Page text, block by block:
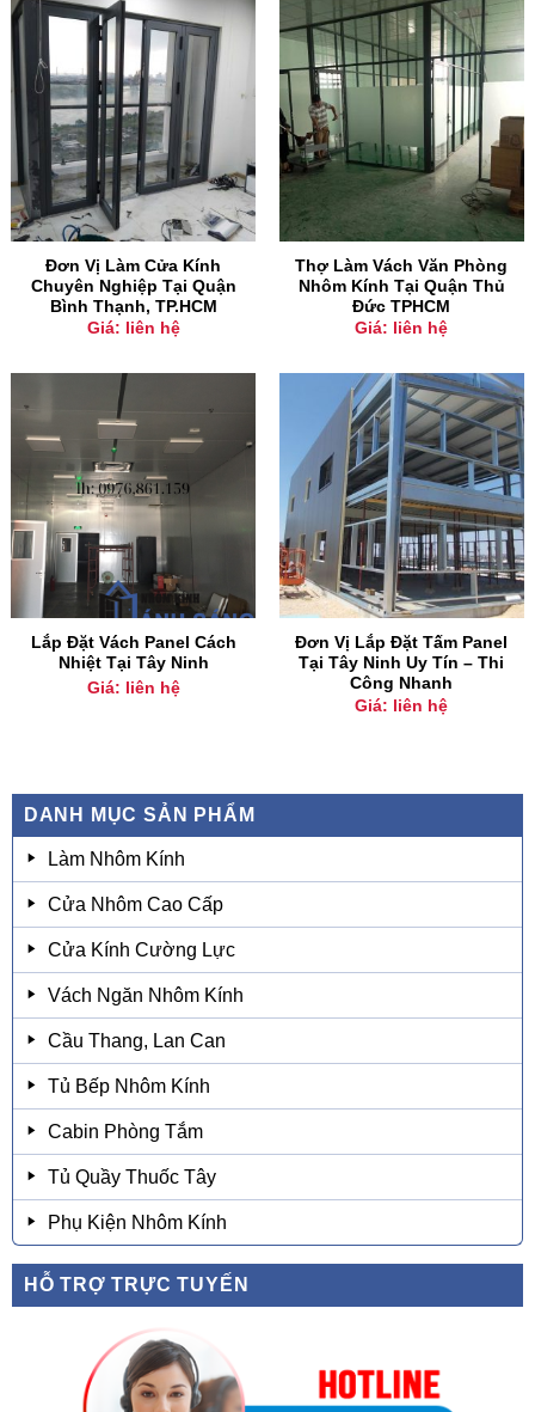
DANH MỤC SẢN PHẨM
Làm Nhôm Kính
Cửa Nhôm Cao Cấp
Cửa Kính Cường Lực
Vách Ngăn Nhôm Kính
Cầu Thang, Lan Can
Tủ Bếp Nhôm Kính
Cabin Phòng Tắm
Tủ Quầy Thuốc Tây
Phụ Kiện Nhôm Kính
HỖ TRỢ TRỰC TUYẾN
Đơn Vị Làm Cửa Kính
Chuyên Nghiệp Tại Quận
Bình Thạnh, TP.HCM
Giá: liên hệ
Thợ Làm Vách Văn Phòng
Nhôm Kính Tại Quận Thủ
Đức TPHCM
Giá: liên hệ
Lắp Đặt Vách Panel Cách
Nhiệt Tại Tây Ninh
Giá: liên hệ
Đơn Vị Lắp Đặt Tấm Panel
Tại Tây Ninh Uy Tín – Thi
Công Nhanh
Giá: liên hệ